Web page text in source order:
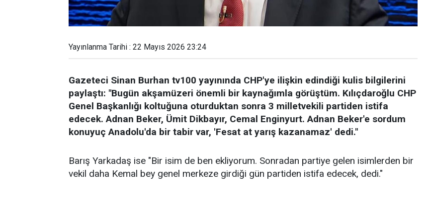
Yayınlanma Tarihi : 22 Mayıs 2026 23:24
Gazeteci Sinan Burhan tv100 yayınında CHP'ye ilişkin edindiği kulis bilgilerini
paylaştı: "Bugün akşamüzeri önemli bir kaynağımla görüştüm. Kılıçdaroğlu CHP
Genel Başkanlığı koltuğuna oturduktan sonra 3 milletvekili partiden istifa
edecek. Adnan Beker, Ümit Dikbayır, Cemal Enginyurt. Adnan Beker'e sordum
konuyuç Anadolu'da bir tabir var, 'Fesat at yarış kazanamaz' dedi."
Barış Yarkadaş ise "Bir isim de ben ekliyorum. Sonradan partiye gelen isimlerden bir
vekil daha Kemal bey genel merkeze girdiği gün partiden istifa edecek, dedi."